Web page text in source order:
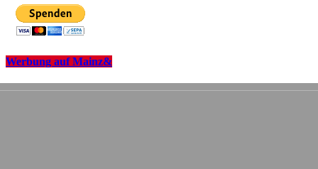
Werbung auf Mainz&